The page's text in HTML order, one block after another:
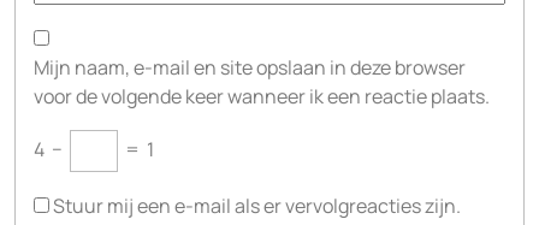
Mijn naam, e-mail en site opslaan in deze browser
voor de volgende keer wanneer ik een reactie plaats.
4 − = 1
Stuur mij een e-mail als er vervolgreacties zijn.